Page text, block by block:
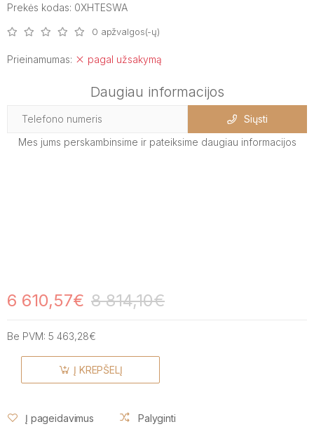
Prekės kodas: 0XHTESWA
0 apžvalgos(-ų)
Prieinamumas: pagal užsakymą
Daugiau informacijos
Siųsti
Mes jums perskambinsime ir pateiksime daugiau informacijos
6 610,57€ 8 814,10€
Be PVM: 5 463,28€
Į KREPŠELĮ
Į pageidavimus Palyginti